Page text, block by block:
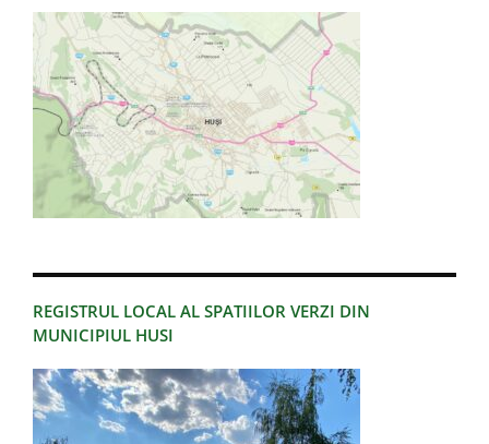
REGISTRUL LOCAL AL SPATIILOR VERZI DIN
MUNICIPIUL HUSI